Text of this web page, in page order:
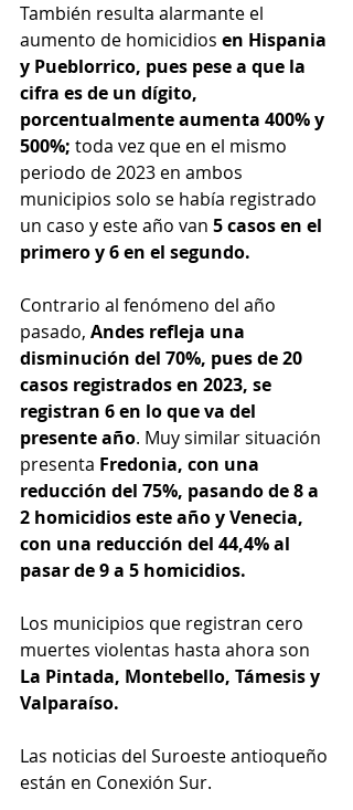
También resulta alarmante el
aumento de homicidios en Hispania
y Pueblorrico, pues pese a que la
cifra es de un dígito,
porcentualmente aumenta 400% y
500%; toda vez que en el mismo
periodo de 2023 en ambos
municipios solo se había registrado
un caso y este año van 5 casos en el
primero y 6 en el segundo.
Contrario al fenómeno del año
pasado, Andes refleja una
disminución del 70%, pues de 20
casos registrados en 2023, se
registran 6 en lo que va del
presente año. Muy similar situación
presenta Fredonia, con una
reducción del 75%, pasando de 8 a
2 homicidios este año y Venecia,
con una reducción del 44,4% al
pasar de 9 a 5 homicidios.
Los municipios que registran cero
muertes violentas hasta ahora son
La Pintada, Montebello, Támesis y
Valparaíso.
Las noticias del Suroeste antioqueño
están en Conexión Sur.